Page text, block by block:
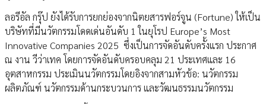
ลอรีอัล กรุ๊ป ยังได้รับการยกย่องจากนิตยสารฟอร์จูน (Fortune) ให้เป็น
บริษัทที่มีนวัตกรรมโดดเด่นอันดับ 1 ในยุโรป Europe’s Most
Innovative Companies 2025 ซึ่งเป็นการจัดอันดับครั้งแรก ประกาศ
ณ งาน วีว่าเทค โดยการจัดอันดับครอบคลุม 21 ประเทศและ 16
อุตสาหกรรม ประเมินนวัตกรรมโดยอิงจากสามหัวข้อ: นวัตกรรม
ผลิตภัณฑ์ นวัตกรรมด้านกระบวนการ และวัฒนธรรมนวัตกรรม